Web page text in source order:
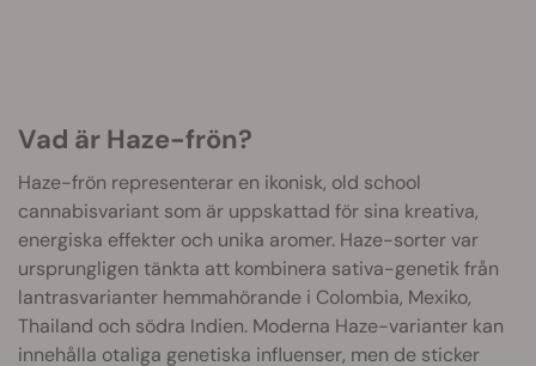
Vad är Haze-frön?
Haze-frön representerar en ikonisk, old school
cannabisvariant som är uppskattad för sina kreativa,
energiska effekter och unika aromer. Haze-sorter var
ursprungligen tänkta att kombinera sativa-genetik från
lantrasvarianter hemmahörande i Colombia, Mexiko,
Thailand och södra Indien. Moderna Haze-varianter kan
innehålla otaliga genetiska influenser, men de sticker